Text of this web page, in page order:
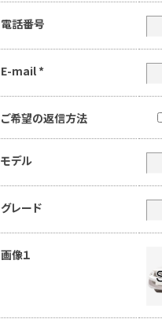
電話番号
E-mail *
ご希望の返信方法
モデル
グレード
画像１